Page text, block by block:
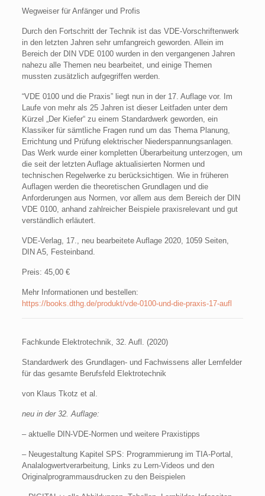
Wegweiser für Anfänger und Profis
Durch den Fortschritt der Technik ist das VDE-Vorschriftenwerk
in den letzten Jahren sehr umfangreich geworden. Allein im
Bereich der DIN VDE 0100 wurden in den vergangenen Jahren
nahezu alle Themen neu bearbeitet, und einige Themen
mussten zusätzlich aufgegriffen werden.
“VDE 0100 und die Praxis” liegt nun in der 17. Auflage vor. Im
Laufe von mehr als 25 Jahren ist dieser Leitfaden unter dem
Kürzel „Der Kiefer“ zu einem Standardwerk geworden, ein
Klassiker für sämtliche Fragen rund um das Thema Planung,
Errichtung und Prüfung elektrischer Niederspannungsanlagen.
Das Werk wurde einer kompletten Überarbeitung unterzogen, um
die seit der letzten Auflage aktualisierten Normen und
technischen Regelwerke zu berücksichtigen. Wie in früheren
Auflagen werden die theoretischen Grundlagen und die
Anforderungen aus Normen, vor allem aus dem Bereich der DIN
VDE 0100, anhand zahlreicher Beispiele praxisrelevant und gut
verständlich erläutert.
VDE-Verlag, 17., neu bearbeitete Auflage 2020, 1059 Seiten,
DIN A5, Festeinband.
Preis: 45,00 €
Mehr Informationen und bestellen:
https://books.dthg.de/produkt/vde-0100-und-die-praxis-17-aufl
Fachkunde Elektrotechnik, 32. Aufl. (2020)
Standardwerk des Grundlagen- und Fachwissens aller Lernfelder
für das gesamte Berufsfeld Elektrotechnik
von Klaus Tkotz et al.
neu in der 32. Auflage:
– aktuelle DIN-VDE-Normen und weitere Praxistipps
– Neugestaltung Kapitel SPS: Programmierung im TIA-Portal,
Analalogwertverarbeitung, Links zu Lern-Videos und den
Originalprogrammausdrucken zu den Beispielen